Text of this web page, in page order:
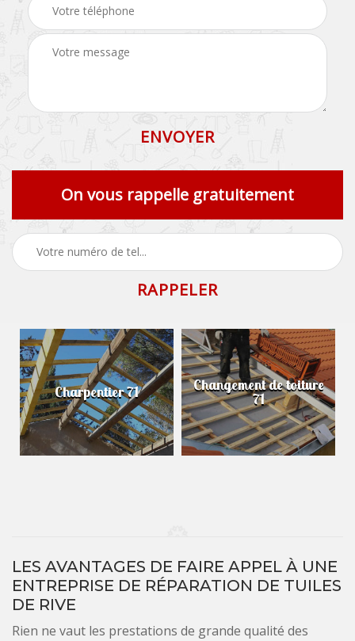
On vous rappelle gratuitement
Charpentier 71 Changement de toiture
71
LES AVANTAGES DE FAIRE APPEL À UNE
ENTREPRISE DE RÉPARATION DE TUILES
DE RIVE
Rien ne vaut les prestations de grande qualité des